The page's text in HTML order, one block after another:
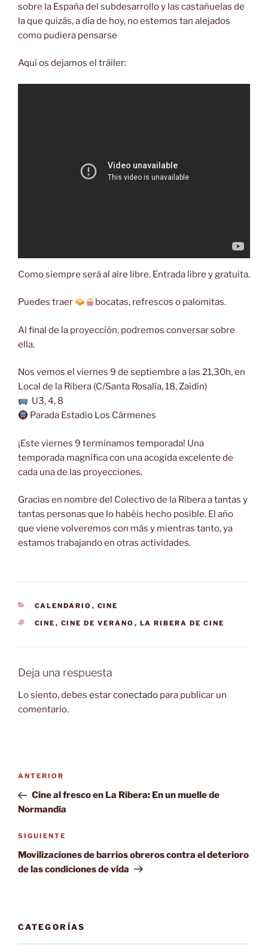
sobre la España del subdesarrollo y las castañuelas de
la que quizás, a día de hoy, no estemos tan alejados
como pudiera pensarse
Aquí os dejamos el tráiler:
Como siempre será al aire libre. Entrada libre y gratuita.
Puedes traer bocatas, refrescos o palomitas.
Al final de la proyección, podremos conversar sobre
ella.
Nos vemos el viernes 9 de septiembre a las 21,30h, en
Local de la Ribera (C/Santa Rosalía, 18, Zaidín)
U3, 4, 8
Parada Estadio Los Cármenes
¡Este viernes 9 terminamos temporada! Una
temporada magnífica con una acogida excelente de
cada una de las proyecciones.
Gracias en nombre del Colectivo de la Ribera a tantas y
tantas personas que lo habéis hecho posible. El año
que viene volveremos con más y mientras tanto, ya
estamos trabajando en otras actividades.
CATEGORÍAS
CALENDARIO , CINE
ETIQUETAS
CINE , CINE DE VERANO , LA RIBERA DE CINE
Deja una respuesta
Lo siento, debes estarconectado para publicar un
comentario.
Navegación
entradas
Entrada
anterior:
ANTERIOR
Cine al fresco en La Ribera: En un muelle de
Normandía
Siguiente
entrada
SIGUIENTE
Movilizaciones de barrios obreros contra el deterioro
de las condiciones de vida
CATEGORÍAS